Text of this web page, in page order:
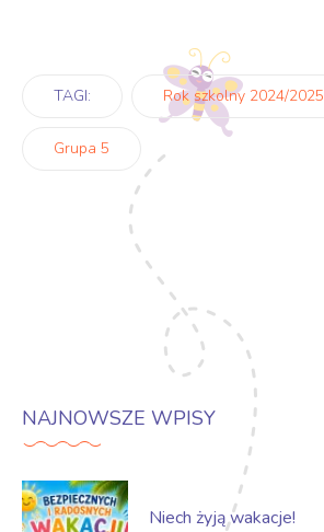
TAGI: Rok szkolny 2024/2025
Grupa 5
NAJNOWSZE WPISY
Niech żyją wakacje!